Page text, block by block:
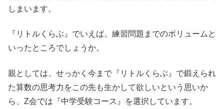
しまいます。
『リトルくらぶ』でいえば、練習問題までのボリュームと
いったところでしょうか。
親としては、せっかく今まで『リトルくらぶ』で鍛えられ
た算数の思考力をこの先も生かして欲しいという思いか
ら、Z会では『中学受験コース』を選択しています。